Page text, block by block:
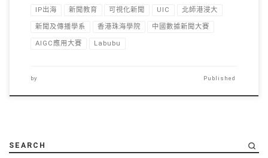
IP出海 新聞教育 可視化新聞 UIC 北師港浸大
新聞及傳播學系 香港珠海學院 中國數據新聞大賽
AIGC應用大賽 Labubu
by Published
SEARCH